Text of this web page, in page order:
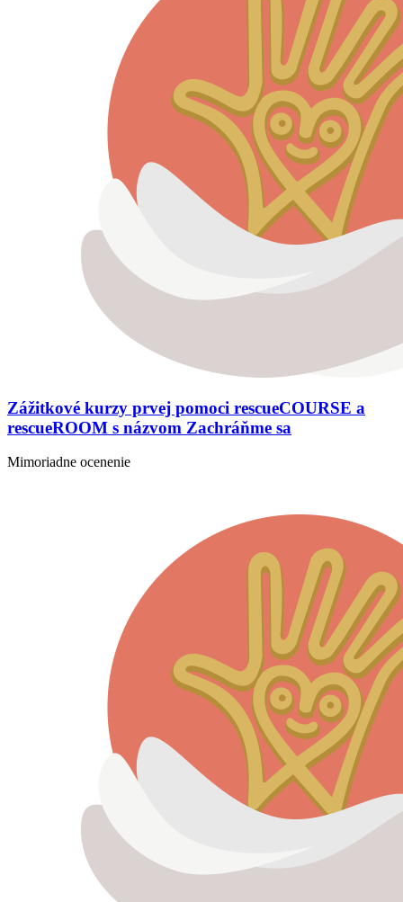
Zážitkové kurzy prvej pomoci rescueCOURSE a
rescueROOM s názvom Zachráňme sa
Mimoriadne ocenenie